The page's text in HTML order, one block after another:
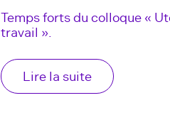
Temps forts du colloque «
travail ».
Lire la suite